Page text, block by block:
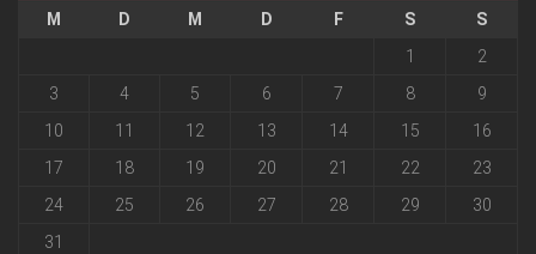
M D M D F S
S
1
2
3
4 5 6 7 8
9
10
11 12 13 14 15
16
17
18 19 20 21 22
23
24
25 26 27 28 29
30
31